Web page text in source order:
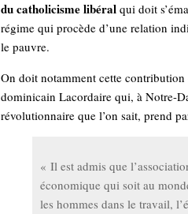
du catholicisme libéral qui doit
régime qui procède d’une relation
le pauvre.
On doit notamment cette
dominicain Lacordaire qui, à Notre-
révolutionnaire que l’on sait, prend
« Il est admis que
économique qui soit au
les hommes dans le travail,